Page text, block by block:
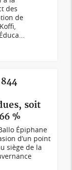
des
de
soit
%
Épiphane
d’un point
siège de la